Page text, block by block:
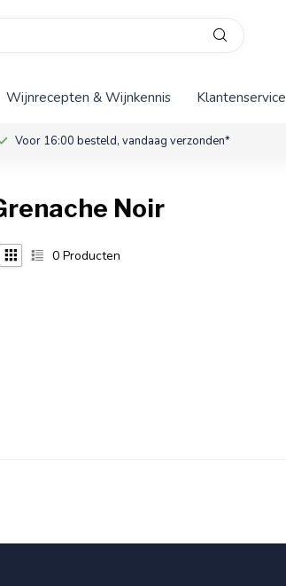
Wijnrecepten & Wijnkennis Klantenservice
Voor 16:00 besteld, vandaag verzonden*
Noir
0 Producten